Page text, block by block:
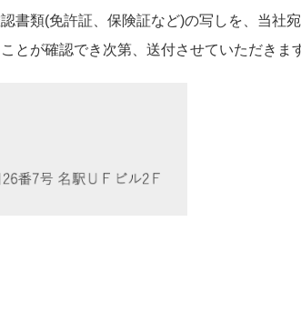
書類(免許証、保険証など)の写しを、当社
とが確認でき次第、送付させていただきま